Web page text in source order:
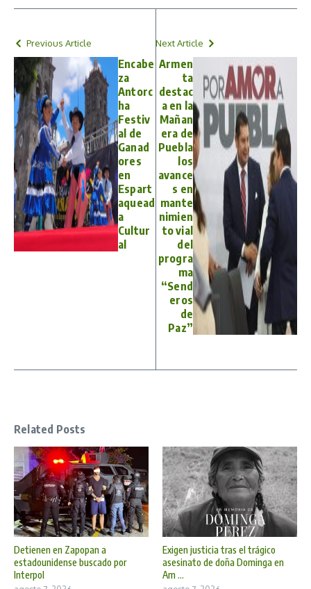
Previous Article
Encabe
za
Antorc
ha
Festiv
al de
Ganad
ores
en
Espart
aquead
a
Cultur
al
Next Article
Armen
ta
destac
a en la
Mañan
era de
Puebla
los
avance
s en
mante
nimien
to vial
del
progra
ma
“Send
eros
de
Paz”
Related Posts
Detienen en Zapopan a
estadounidense buscado por
Interpol
Exigen justicia tras el trágico
asesinato de doña Dominga en
Am ...